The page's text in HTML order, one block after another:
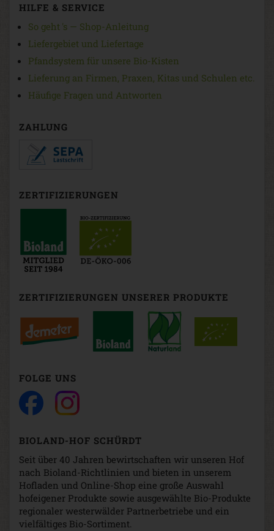
HILFE & SERVICE
So geht 's — Shop-Anleitung
Liefergebiet und Liefertage
Pfandsystem für unsere Bio-Kisten
Lieferung an Firmen, Praxen, Kitas und Schulen etc.
Häufige Fragen und Antworten
ZAHLUNG
ZERTIFIZIERUNGEN
ZERTIFIZIERUNGEN UNSERER PRODUKTE
FOLGE UNS
BIOLAND-HOF SCHÜRDT
Seit über 40 Jahren bewirtschaften wir unseren Hof
nach Bioland-Richtlinien und bieten in unserem
Hofladen und Online-Shop eine große Auswahl
hofeigener Produkte sowie ausgewählte Bio-Produkte
regionaler westerwälder Partnerbetriebe und ein
vielfältiges Bio-Sortiment.